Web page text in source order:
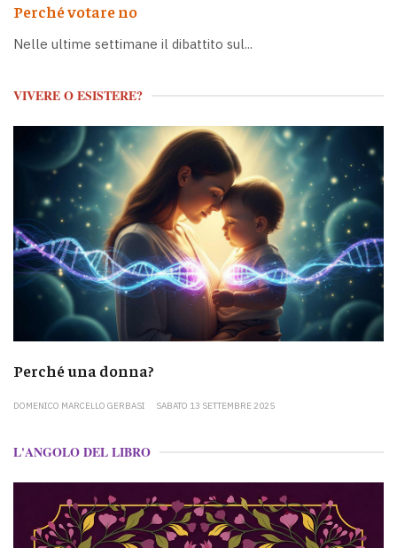
Perché votare no
Nelle ultime settimane il dibattito sul...
VIVERE O ESISTERE?
Perché una donna?
DOMENICO MARCELLO GERBASI SABATO 13 SETTEMBRE 2025
L'ANGOLO DEL LIBRO